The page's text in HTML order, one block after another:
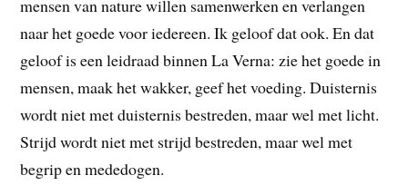
mensen van nature willen samenwerken en verlangen
naar het goede voor iedereen. Ik geloof dat ook. En dat
geloof is een leidraad binnen La Verna: zie het goede in
mensen, maak het wakker, geef het voeding. Duisternis
wordt niet met duisternis bestreden, maar wel met licht.
Strijd wordt niet met strijd bestreden, maar wel met
begrip en mededogen.